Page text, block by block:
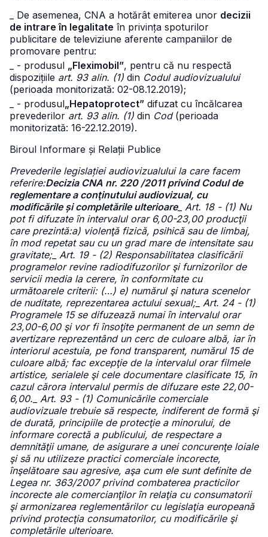
_ De asemenea, CNA a hotărât emiterea unor decizii
de intrare în legalitate în privința spoturilor
publicitare de televiziune aferente campaniilor de
promovare pentru:
_ - produsul „Fleximobil”, pentru că nu respectă
dispozițiile art. 93 alin. (1) din Codul audiovizualului
(perioada monitorizată: 02-08.12.2019);
_ - produsul„Hepatoprotect” difuzat cu încălcarea
prevederilor art. 93 alin. (1) din Cod(perioada
monitorizată: 16-22.12.2019).
Biroul Informare și Relații Publice
Prevederile legislației audiovizualului la care facem
referire:Decizia CNA nr. 220 /2011 privind Codul de
reglementare a conţinutului audiovizual, cu
modificările și completările ulterioare_ Art. 18 - (1) Nu
pot fi difuzate în intervalul orar 6,00-23,00 producţii
care prezintă:a) violenţă fizică, psihică sau de limbaj,
în mod repetat sau cu un grad mare de intensitate sau
gravitate;_ Art. 19 - (2) Responsabilitatea clasificării
programelor revine radiodifuzorilor şi furnizorilor de
servicii media la cerere, în conformitate cu
următoarele criterii: (…) e) numărul şi natura scenelor
de nuditate, reprezentarea actului sexual;_ Art. 24 - (1)
Programele 15 se difuzează numai în intervalul orar
23,00-6,00 şi vor fi însoţite permanent de un semn de
avertizare reprezentând un cerc de culoare albă, iar în
interiorul acestuia, pe fond transparent, numărul 15 de
culoare albă; fac excepţie de la intervalul orar filmele
artistice, serialele şi cele documentare clasificate 15, în
cazul cărora intervalul permis de difuzare este 22,00-
6,00._ Art. 93 - (1) Comunicările comerciale
audiovizuale trebuie să respecte, indiferent de formă şi
de durată, principiile de protecţie a minorului, de
informare corectă a publicului, de respectare a
demnităţii umane, de asigurare a unei concurenţe loiale
şi să nu utilizeze practici comerciale incorecte,
înşelătoare sau agresive, aşa cum ele sunt definite de
Legea nr. 363/2007 privind combaterea practicilor
incorecte ale comercianţilor în relaţia cu consumatorii
şi armonizarea reglementărilor cu legislaţia europeană
privind protecţia consumatorilor, cu modificările şi
completările ulterioare.